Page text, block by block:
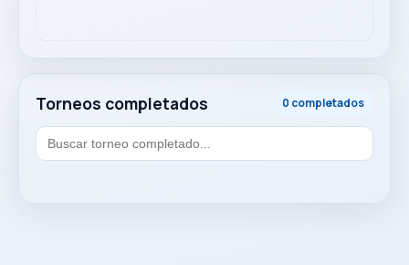
Torneos completados 0 completados